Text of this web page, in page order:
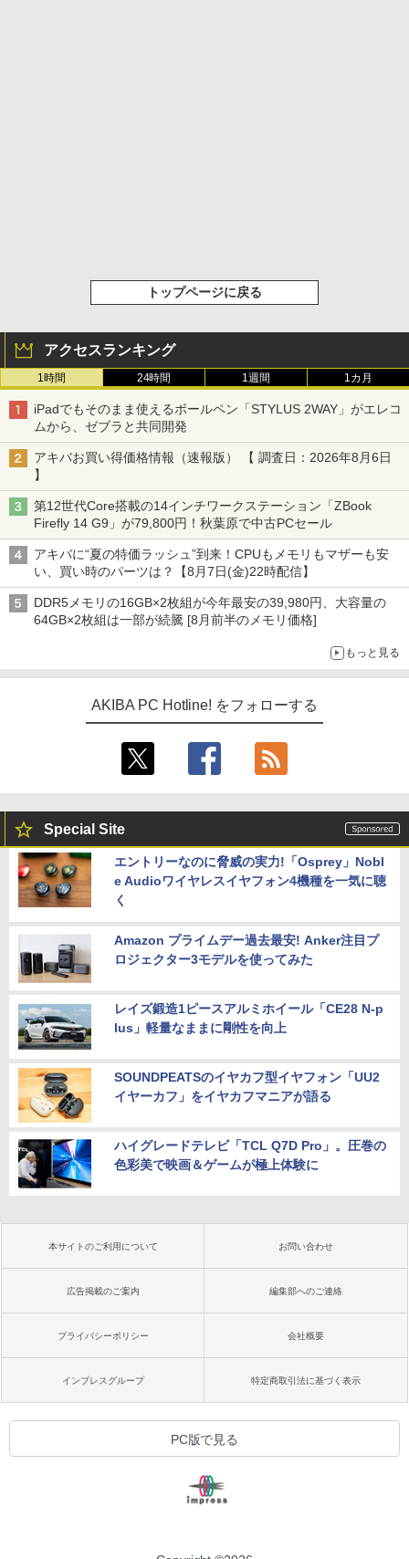
トップページに戻る
アクセスランキング
1時間 24時間 1週間 1カ月
iPadでもそのまま使えるボールペン「STYLUS 2WAY」がエレコ
ムから、ゼブラと共同開発
アキバお買い得価格情報（速報版） 【 調査日：2026年8月6日
】
第12世代Core搭載の14インチワークステーション「ZBook
Firefly 14 G9」が79,800円！秋葉原で中古PCセール
アキバに“夏の特価ラッシュ”到来！CPUもメモリもマザーも安
い、買い時のパーツは？【8月7日(金)22時配信】
DDR5メモリの16GB×2枚組が今年最安の39,980円、大容量の
64GB×2枚組は一部が続騰 [8月前半のメモリ価格]
もっと見る
AKIBA PC Hotline! をフォローする
Special Site
エントリーなのに脅威の実力!「Osprey」Nobl
e Audioワイヤレスイヤフォン4機種を一気に聴
く
Amazon プライムデー過去最安! Anker注目プ
ロジェクター3モデルを使ってみた
レイズ鍛造1ピースアルミホイール「CE28 N-p
lus」軽量なままに剛性を向上
SOUNDPEATSのイヤカフ型イヤフォン「UU2
イヤーカフ」をイヤカフマニアが語る
ハイグレードテレビ「TCL Q7D Pro」。圧巻の
色彩美で映画＆ゲームが極上体験に
本サイトのご利用について お問い合わせ
広告掲載のご案内 編集部へのご連絡
プライバシーポリシー 会社概要
インプレスグループ 特定商取引法に基づく表示
PC版で見る